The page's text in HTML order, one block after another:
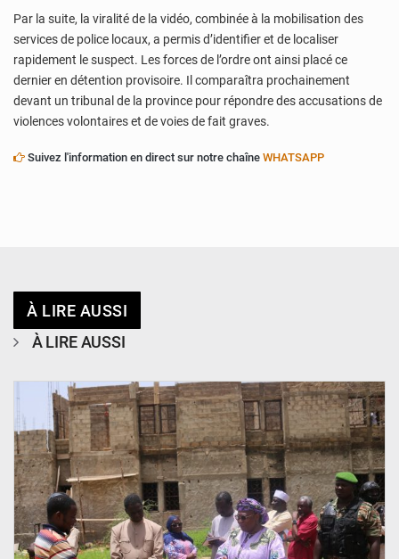
Par la suite, la viralité de la vidéo, combinée à la mobilisation des
services de police locaux, a permis d’identifier et de localiser
rapidement le suspect. Les forces de l’ordre ont ainsi placé ce
dernier en détention provisoire. Il comparaîtra prochainement
devant un tribunal de la province pour répondre des accusations de
violences volontaires et de voies de fait graves.
Suivez l'information en direct sur notre chaîne WHATSAPP
À LIRE AUSSI
À LIRE AUSSI